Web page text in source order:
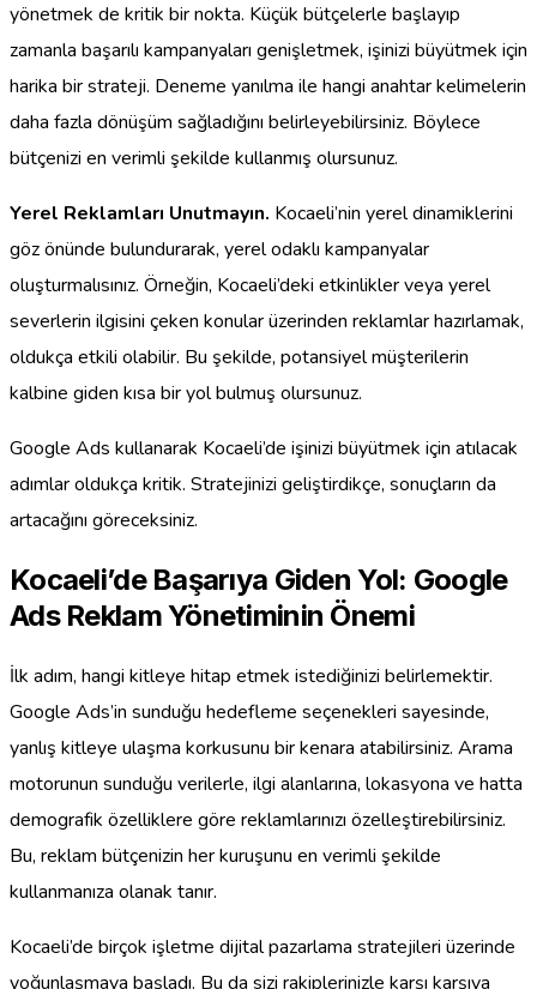
yönetmek de kritik bir nokta. Küçük bütçelerle başlayıp
zamanla başarılı kampanyaları genişletmek, işinizi büyütmek için
harika bir strateji. Deneme yanılma ile hangi anahtar kelimelerin
daha fazla dönüşüm sağladığını belirleyebilirsiniz. Böylece
bütçenizi en verimli şekilde kullanmış olursunuz.
Yerel Reklamları Unutmayın. Kocaeli’nin yerel dinamiklerini
göz önünde bulundurarak, yerel odaklı kampanyalar
oluşturmalısınız. Örneğin, Kocaeli’deki etkinlikler veya yerel
severlerin ilgisini çeken konular üzerinden reklamlar hazırlamak,
oldukça etkili olabilir. Bu şekilde, potansiyel müşterilerin
kalbine giden kısa bir yol bulmuş olursunuz.
Google Ads kullanarak Kocaeli’de işinizi büyütmek için atılacak
adımlar oldukça kritik. Stratejinizi geliştirdikçe, sonuçların da
artacağını göreceksiniz.
Kocaeli’de Başarıya Giden Yol: Google
Ads Reklam Yönetiminin Önemi
İlk adım, hangi kitleye hitap etmek istediğinizi belirlemektir.
Google Ads’in sunduğu hedefleme seçenekleri sayesinde,
yanlış kitleye ulaşma korkusunu bir kenara atabilirsiniz. Arama
motorunun sunduğu verilerle, ilgi alanlarına, lokasyona ve hatta
demografik özelliklere göre reklamlarınızı özelleştirebilirsiniz.
Bu, reklam bütçenizin her kuruşunu en verimli şekilde
kullanmanıza olanak tanır.
Kocaeli’de birçok işletme dijital pazarlama stratejileri üzerinde
yoğunlaşmaya başladı. Bu da sizi rakiplerinizle karşı karşıya